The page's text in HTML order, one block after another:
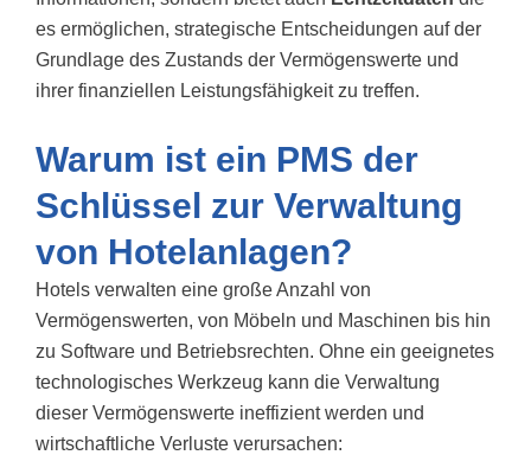
es ermöglichen, strategische Entscheidungen auf der
Grundlage des Zustands der Vermögenswerte und
ihrer finanziellen Leistungsfähigkeit zu treffen.
Warum ist ein PMS der
Schlüssel zur Verwaltung
von Hotelanlagen?
Hotels verwalten eine große Anzahl von
Vermögenswerten, von Möbeln und Maschinen bis hin
zu Software und Betriebsrechten. Ohne ein geeignetes
technologisches Werkzeug kann die Verwaltung
dieser Vermögenswerte ineffizient werden und
wirtschaftliche Verluste verursachen: